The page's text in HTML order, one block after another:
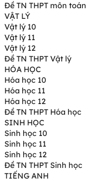
Đề TN THPT môn toán
VẬT LÝ
Vật lý 10
Vật lý 11
Vật lý 12
Đề TN THPT Vật lý
HÓA HỌC
Hóa học 10
Hóa học 11
Hóa học 12
Đề TN THPT Hóa học
SINH HỌC
Sinh học 10
Sinh học 11
Sinh học 12
Đề TN THPT Sinh học
TIẾNG ANH